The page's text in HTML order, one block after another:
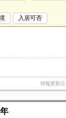
入居可否
情報更新日